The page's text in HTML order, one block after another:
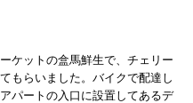
ケットの盒馬鮮生で、チェリー
もらいました。バイクで配達し
パートの入口に設置してあるデ